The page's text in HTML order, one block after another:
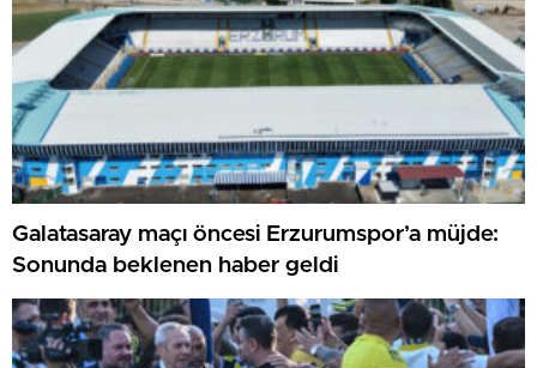
Galatasaray maçı öncesi Erzurumspor’a müjde:
Sonunda beklenen haber geldi